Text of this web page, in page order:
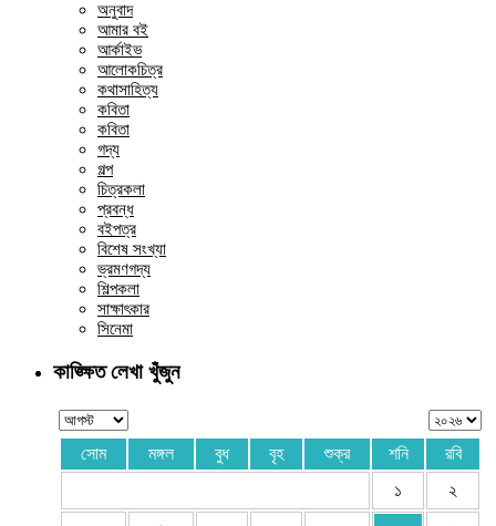
অনুবাদ
আমার বই
আর্কাইভ
আলোকচিত্র
কথাসাহিত্য
কবিতা
কবিতা
গদ্য
গল্প
চিত্রকলা
প্রবন্ধ
বইপত্র
বিশেষ সংখ্যা
ভ্রমণগদ্য
শিল্পকলা
সাক্ষাৎকার
সিনেমা
কাঙ্ক্ষিত লেখা খুঁজুন
সোম মঙ্গল বুধ বৃহ শুক্র শনি
রবি
১
২